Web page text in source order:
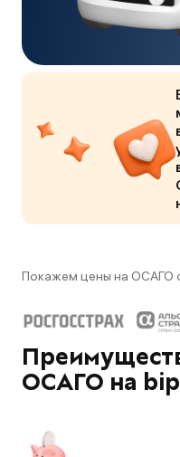
Покажем цены на ОСАГО
ОСАГО на